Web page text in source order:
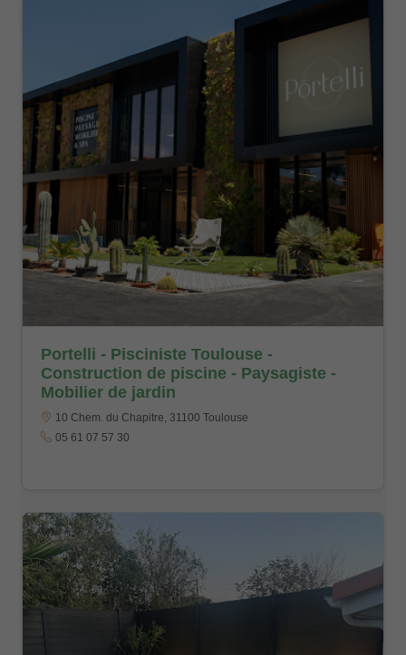
Portelli - Pisciniste Toulouse -
Construction de piscine - Paysagiste -
Mobilier de jardin
10 Chem. du Chapitre, 31100 Toulouse
05 61 07 57 30